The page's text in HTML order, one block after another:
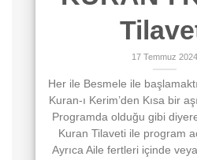
17 Temmuz 2024
Her ile Besmele ile
Kuran-ı Kerim’den Kısa bir
Programda olduğu gibi
Kuran Tilaveti ile program
Ayrıca Aile fertleri içinde